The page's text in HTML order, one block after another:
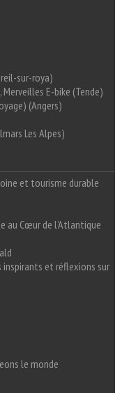
sur-roya)
E-bike (Tende)
(Angers)
Les Alpes)
et tourisme durable
au Cœur de l'Atlantique
inspirants et réflexions sur
le monde